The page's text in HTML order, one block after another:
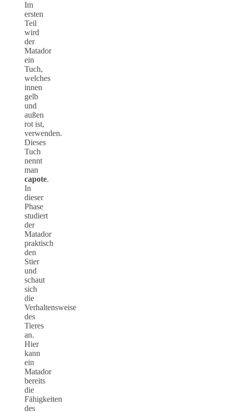
Im
ersten
Teil
wird
der
Matador
ein
Tuch,
welches
innen
gelb
und
außen
rot ist,
verwenden.
Dieses
Tuch
nennt
man
capote.
In
dieser
Phase
studiert
der
Matador
praktisch
den
Stier
und
schaut
sich
die
Verhaltensweise
des
Tieres
an.
Hier
kann
ein
Matador
bereits
die
Fähigkeiten
des